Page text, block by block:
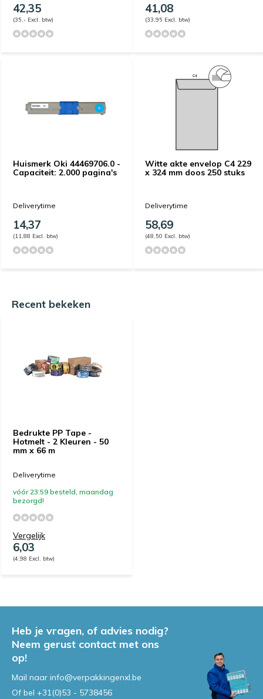
42,35
(35,- Excl. btw)
41,08
(33,95 Excl. btw)
Huismerk Oki 44469706.0 -
Capaciteit: 2.000 pagina's
Deliverytime
14,37
(11,88 Excl. btw)
Witte akte envelop C4 229
x 324 mm doos 250 stuks
Deliverytime
58,69
(48,50 Excl. btw)
Recent bekeken
Bedrukte PP Tape -
Hotmelt - 2 Kleuren - 50
mm x 66 m
Deliverytime
vóór 23:59 besteld, maandag
bezorgd!
Vergelijk
6,03
(4,98 Excl. btw)
Heb je vragen, of advies nodig?
Neem gerust contact met ons
op!
Mail naar info@verpakkingenxl.be
Of bel +31(0)53 - 5738456